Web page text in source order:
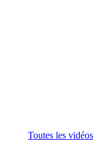
Toutes les vidéos